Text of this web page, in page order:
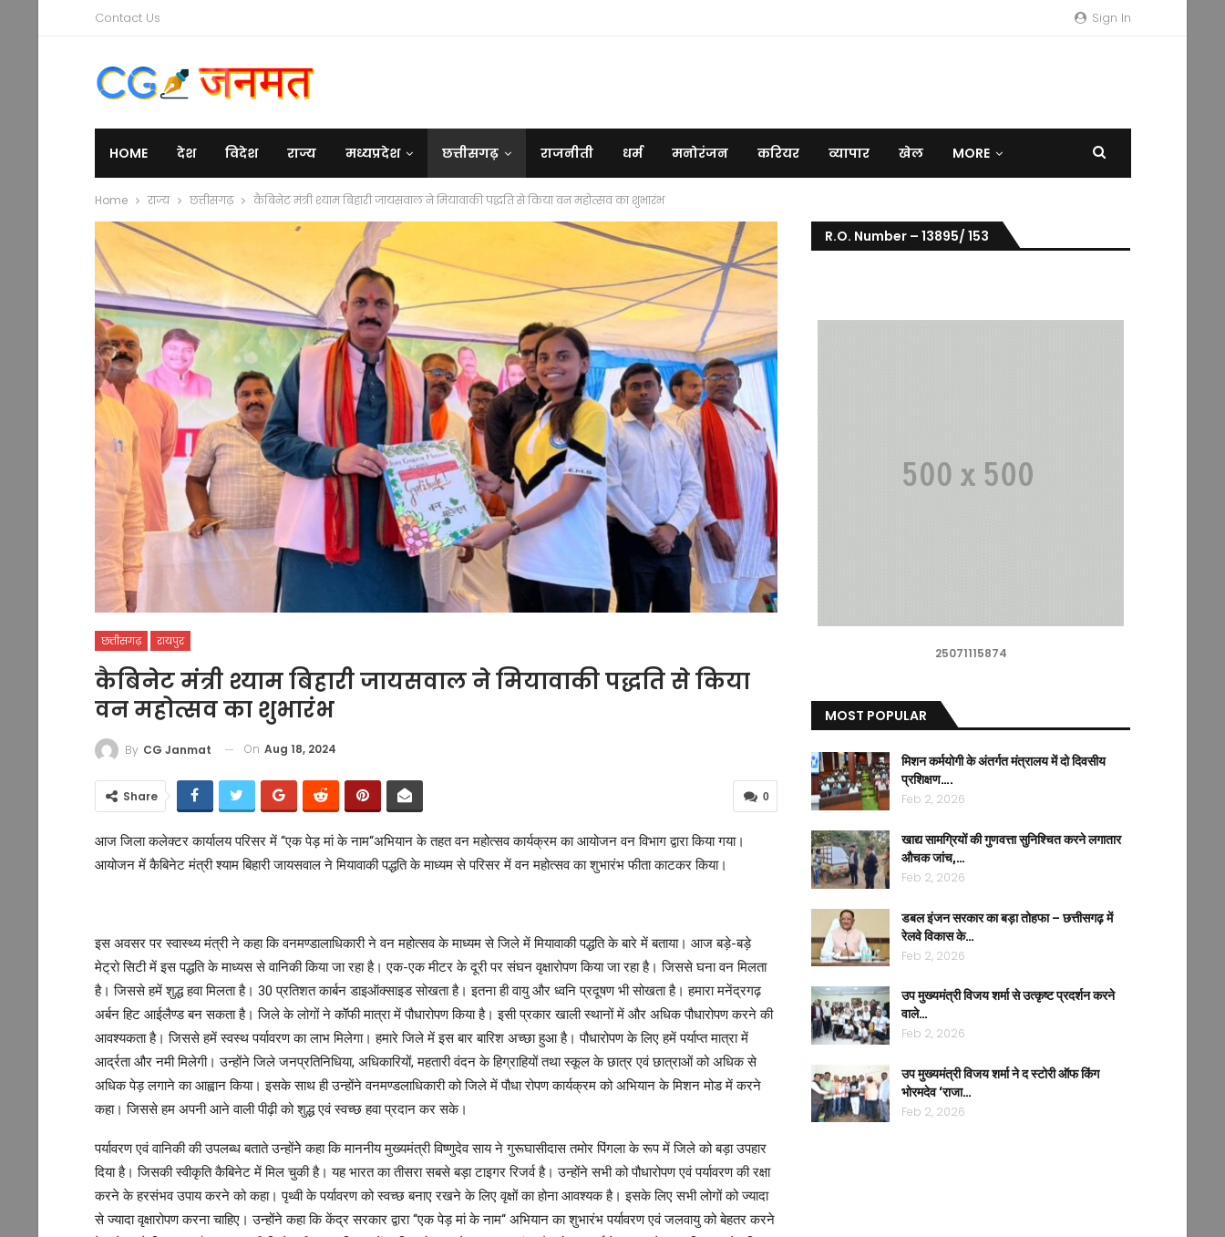
Sign In
Contact Us
HOME देश विदेश राज्य मध्यप्रदेश छत्तीसगढ़ राजनीती धर्म मनोरंजन करियर व्यापार खेल MORE
Home राज्य छत्तीसगढ़ कैबिनेट मंत्री श्याम बिहारी जायसवाल ने मियावाकी पद्धति से किया वन महोत्सव का शुभारंभ
छत्तीसगढ़ रायपुर
कैबिनेट मंत्री श्याम बिहारी जायसवाल ने मियावाकी पद्धति से किया
वन महोत्सव का शुभारंभ
By CG Janmat On Aug 18, 2024
0
Share
आज जिला कलेक्टर कार्यालय परिसर में ‘‘एक पेड़ मां के नाम‘‘अभियान के तहत वन महोत्सव कार्यक्रम का आयोजन वन विभाग द्वारा किया गया।
आयोजन में कैबिनेट मंत्री श्याम बिहारी जायसवाल ने मियावाकी पद्धति के माध्यम से परिसर में वन महोत्सव का शुभारंभ फीता काटकर किया।
इस अवसर पर स्वास्थ्य मंत्री ने कहा कि वनमण्डालाधिकारी ने वन महोत्सव के माध्यम से जिले में मियावाकी पद्धति के बारे में बताया। आज बड़े-बड़े
मेट्रो सिटी में इस पद्धति के माध्यस से वानिकी किया जा रहा है। एक-एक मीटर के दूरी पर संघन वृक्षारोपण किया जा रहा है। जिससे घना वन मिलता
है। जिससे हमें शुद्ध हवा मिलता है। 30 प्रतिशत कार्बन डाइऑक्साइड सोखता है। इतना ही वायु और ध्वनि प्रदूषण भी सोखता है। हमारा मनेंद्रगढ़
अर्बन हिट आईलैण्ड बन सकता है। जिले के लोगों ने कॉॅफी मात्रा में पौधारोपण किया है। इसी प्रकार खाली स्थानों में और अधिक पौधारोपण करने की
आवश्यकता है। जिससे हमें स्वस्थ पर्यावरण का लाभ मिलेगा। हमारे जिले में इस बार बारिश अच्छा हुआ है। पौधारोपण के लिए हमें पर्याप्त मात्रा में
आर्द्रता और नमी मिलेगी। उन्होंने जिले जनप्रतिनिधिया, अधिकारियों, महतारी वंदन के हिग्राहियों तथा स्कूल के छात्र एवं छात्राओं को अधिक से
अधिक पेड़ लगाने का आह्वान किया। इसके साथ ही उन्होंने वनमण्डलाधिकारी को जिले में पौधा रोपण कार्यक्रम को अभियान के मिशन मोड में करने
कहा। जिससे हम अपनी आने वाली पीढ़ी को शुद्ध एवं स्वच्छ हवा प्रदान कर सके।
पर्यावरण एवं वानिकी की उपलब्ध बताते उन्होंनेे कहा कि माननीय मुख्यमंत्री विष्णुदेव साय ने गुरूघासीदास तमोर पिंगला के रूप में जिले को बड़ा उपहार
दिया है। जिसकी स्वीकृति कैबिनेट में मिल चुकी है। यह भारत का तीसरा सबसे बड़ा टाइगर रिजर्व है। उन्होंने सभी को पौधारोपण एवं पर्यावरण की रक्षा
करने के हरसंभव उपाय करने को कहा। पृथ्वी के पर्यावरण को स्वच्छ बनाए रखने के लिए वृक्षों का होना आवश्यक है। इसके लिए सभी लोगों को ज्यादा
से ज्यादा वृक्षारोपण करना चाहिए। उन्होंने कहा कि केंद्र सरकार द्वारा ‘‘एक पेड़ मां के नाम‘‘ अभियान का शुभारंभ पर्यावरण एवं जलवायु को बेहतर करने
R.O. Number – 13895/ 153
25071115874
MOST POPULAR
मिशन कर्मयोगी के अंतर्गत मंत्रालय में दो दिवसीय
प्रशिक्षण….
Feb 2, 2026
खाद्य सामग्रियों की गुणवत्ता सुनिश्चित करने लगातार
औचक जांच,…
Feb 2, 2026
डबल इंजन सरकार का बड़ा तोहफा – छत्तीसगढ़ में
रेलवे विकास के…
Feb 2, 2026
उप मुख्यमंत्री विजय शर्मा से उत्कृष्ट प्रदर्शन करने
वाले…
Feb 2, 2026
उप मुख्यमंत्री विजय शर्मा ने द स्टोरी ऑफ किंग
भोरमदेव ‘राजा…
Feb 2, 2026